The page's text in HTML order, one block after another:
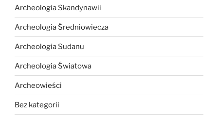
Archeologia Skandynawii
Archeologia Średniowiecza
Archeologia Sudanu
Archeologia Światowa
Archeowieści
Bez kategorii